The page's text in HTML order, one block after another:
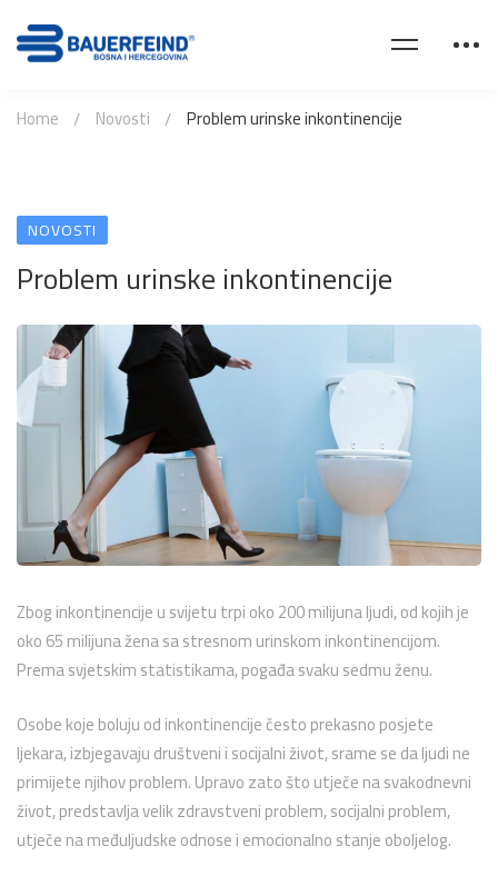
Home Novosti Problem urinske inkontinencije
NOVOSTI
Problem urinske inkontinencije
Zbog inkontinencije u svijetu trpi oko 200 milijuna ljudi, od kojih je
oko 65 milijuna žena sa stresnom urinskom inkontinencijom.
Prema svjetskim statistikama, pogađa svaku sedmu ženu.
Osobe koje boluju od inkontinencije često prekasno posjete
ljekara, izbjegavaju društveni i socijalni život, srame se da ljudi ne
primijete njihov problem. Upravo zato što utječe na svakodnevni
život, predstavlja velik zdravstveni problem, socijalni problem,
utječe na međuljudske odnose i emocionalno stanje oboljelog.